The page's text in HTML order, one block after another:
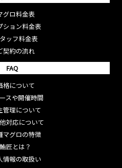
グロ料金表
ション料金表
ッフ料金表
契約の流れ
FAQ
格について
スや開催時間
管理について
対応について
マグロの特徴
鮪匠とは？
情報の取扱い